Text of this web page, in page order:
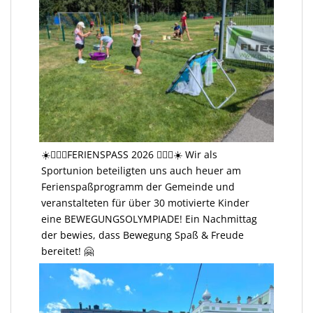
☀️🤸🏻‍♂️FERIENSPASS 2026 🤸🏻‍♂️☀️ Wir als
Sportunion beteiligten uns auch heuer am
Ferienspaßprogramm der Gemeinde und
veranstalteten für über 30 motivierte Kinder
eine BEWEGUNGSOLYMPIADE! Ein Nachmittag
der bewies, dass Bewegung Spaß & Freude
bereitet! 🤗